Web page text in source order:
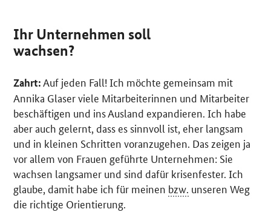
Ihr Unternehmen soll
wachsen?
Zahrt:Auf jeden Fall! Ich möchte gemeinsam mit
Annika Glaser viele Mitarbeiterinnen und Mitarbeiter
beschäftigen und ins Ausland expandieren. Ich habe
aber auch gelernt, dass es sinnvoll ist, eher langsam
und in kleinen Schritten voranzugehen. Das zeigen ja
vor allem von Frauen geführte Unternehmen: Sie
wachsen langsamer und sind dafür krisenfester. Ich
glaube, damit habe ich für meinen bzw. unseren Weg
die richtige Orientierung.